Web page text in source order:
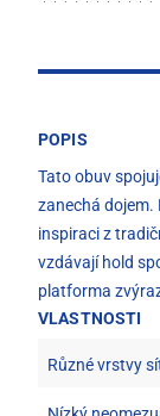
POPIS
Tato obuv
zanechá dojem.
inspiraci z
vzdávají hold
platforma
VLASTNOSTI
Různé vrstvy